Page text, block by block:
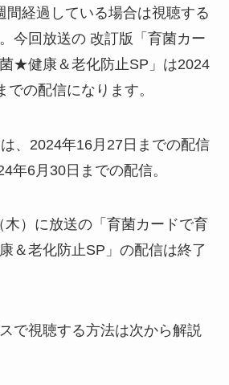
間経過している場合は視聴する
今回放送の 改訂版「育菌カー
★健康＆老化防止SP」は2024
の配信になります。
、2024年16月27日までの配信
年6月30日までの配信。
木）に放送の「育菌カードで育
＆老化防止SP」の配信は終了
で視聴する方法は次から解説